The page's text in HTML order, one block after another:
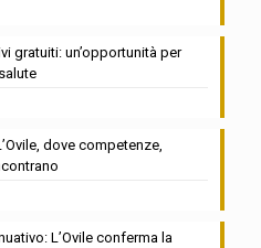
gratuiti: un’opportunità per
dove competenze,
L’Ovile conferma la